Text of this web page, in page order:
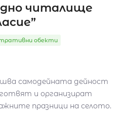
читалище
обекти
самодейната дейност
и организират
празници на селото.